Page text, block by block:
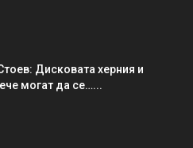
Дисковата херния и
могат да се…...